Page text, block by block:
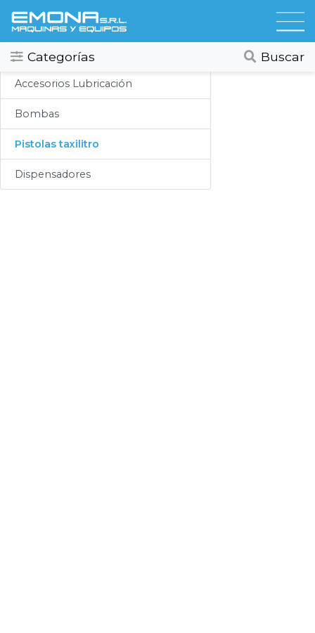
Categorías Buscar
Categorias
Todos
Compresores
Secadores
Hidrolavadoras
Lubricación
Lubricación
Ver todos
Accesorios Lubricación
Bombas
Pistolas taxilitro
Dispensadores